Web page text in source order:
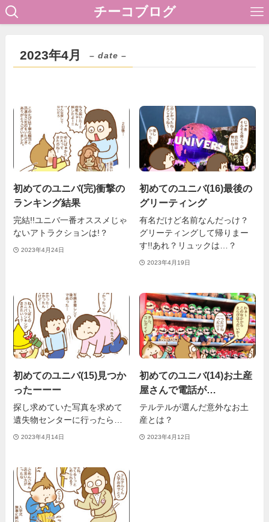
チーコブログ
2023年4月 – date –
初めてのユニバ(完)衝撃の
ランキング結果
完結!!ユニバ一番オススメじゃ
ないアトラクションは!？
2023年4月24日
初めてのユニバ(16)最後の
グリーティング
有名だけど名前なんだっけ？
グリーティングして帰りまー
す!!あれ？リュックは…？
2023年4月19日
初めてのユニバ(15)見つか
ったーーー
探し求めていた写真を求めて
遺失物センターに行ったら…
2023年4月14日
初めてのユニバ(14)お土産
屋さんで電話が…
テルテルが選んだ意外なお土
産とは？
2023年4月12日